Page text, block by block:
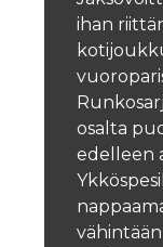
ihan
osalta
edelleen
vähintään